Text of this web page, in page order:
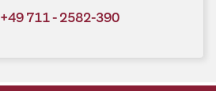
+49 711 - 2582-390